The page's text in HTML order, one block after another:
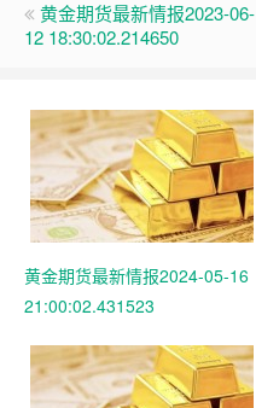
黄金期货最新情报2023-06-
12 18:30:02.214650
黄金期货最新情报2024-05-16
21:00:02.431523